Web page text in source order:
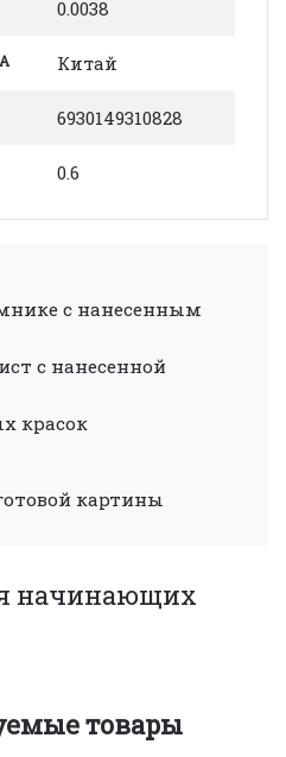
0.0038
Китай
6930149310828
0.6
с нанесенным
с нанесенной
красок
картины
начинающих
товары